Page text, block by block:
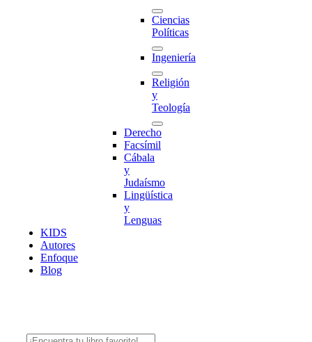
Ciencias
Políticas
Ingeniería
Religión
y
Teología
Derecho
Facsímil
Cábala
y
Judaísmo
Lingüística
y
Lenguas
KIDS
Autores
Enfoque
Blog